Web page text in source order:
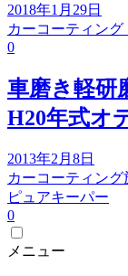
2018年1月29日
カーコーティング
0
車磨き軽研
H20年式オ
2013年2月8日
カーコーティング
ピュアキーパー
0
メニュー